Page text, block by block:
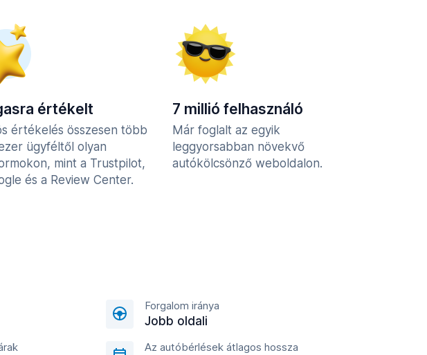
értékelt
értékelés összesen több
ügyféltől olyan
mint a Trustpilot,
és a Review Center.
7 millió felhasználó
Már foglalt az egyik
leggyorsabban növekvő
autókölcsönző weboldalon.
Forgalom iránya
Jobb oldali
Az autóbérlések átlagos hossza